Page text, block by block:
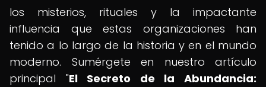
los misterios, rituales y la impactante
influencia que estas organizaciones han
tenido a lo largo de la historia y en el mundo
moderno. Sumérgete en nuestro artículo
principal "El Secreto de la Abundancia: